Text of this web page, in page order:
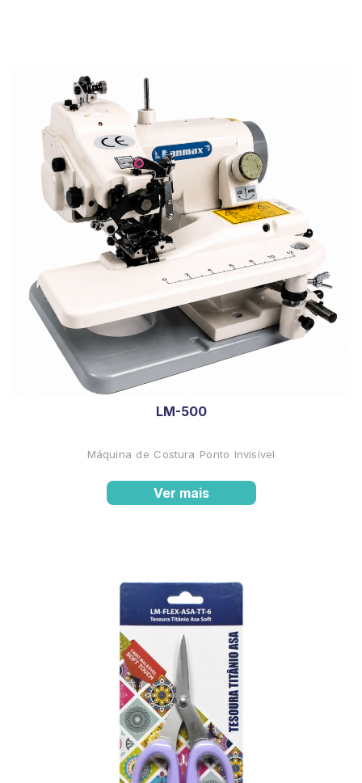
LM-500
Máquina de Costura Ponto Invisível
Ver mais